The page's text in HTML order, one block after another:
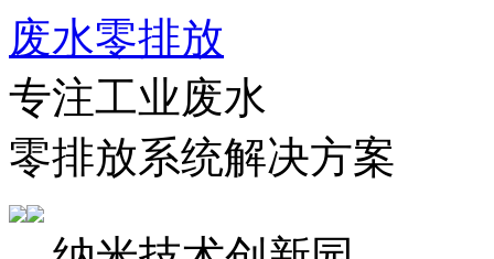
废水零排放
专注工业废水
零排放系统解决方案